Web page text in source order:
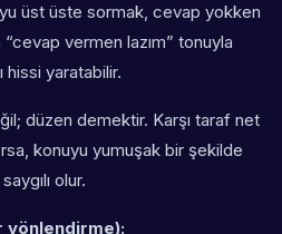
üst üste sormak, cevap yokken
vermen lazım” tonuyla
hissi yaratabilir.
düzen demektir. Karşı taraf net
konuyu yumuşak bir şekilde
olur.
yönlendirme):